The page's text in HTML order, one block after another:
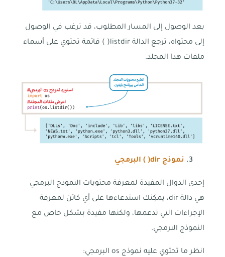
بعد الوصول إلى المسار المطلوب، قد ترغب في الوصول
إلى محتواه، ترجع الدالة listdir( ) قائمة تحتوي على أسماء
ملفات هذا المجلد.
نموذجdir( ) البرمجي
إحدى الدوال المفيدة لمعرفة محتويات النموذج البرمجي
هي دالة dir، يمكِنك استدعاءها على أي كائن لمعرفة
الإجراءات التي تدعمها، ولكنها مفيدة بشكل خاص مع
النموذج البرمجي.
انظر ما تحتوي عليه نموذج os البرمجي: